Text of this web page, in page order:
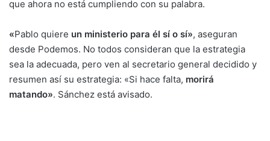
que ahora no está cumpliendo con su palabra.
«Pablo quiere un ministerio para él sí o sí», aseguran
desde Podemos. No todos consideran que la estrategia
sea la adecuada, pero ven al secretario general decidido y
resumen así su estrategia: «Si hace falta, morirá
matando». Sánchez está avisado.